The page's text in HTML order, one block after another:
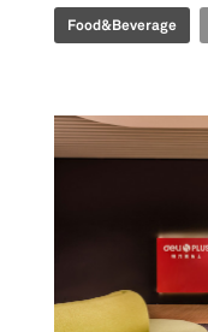
Food&Beverage